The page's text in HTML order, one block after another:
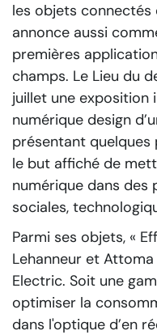
les objets connectés
annonce aussi
premières
champs. Le Lieu du
juillet une exposition
numérique design
présentant
le but affiché de
numérique dans des
sociales,
Parmi ses objets, «
Lehanneur et
Electric. Soit une
optimiser la
dans l'optique d’en